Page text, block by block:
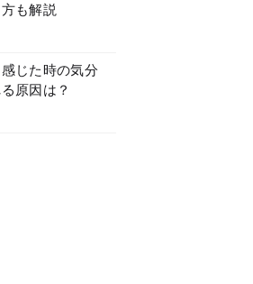
も解説
感じた時の気分
原因は？